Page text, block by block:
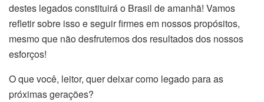
destes legados constituirá o Brasil de amanhã! Vamos
refletir sobre isso e seguir firmes em nossos propósitos,
mesmo que não desfrutemos dos resultados dos nossos
esforços!
O que você, leitor, quer deixar como legado para as
próximas gerações?